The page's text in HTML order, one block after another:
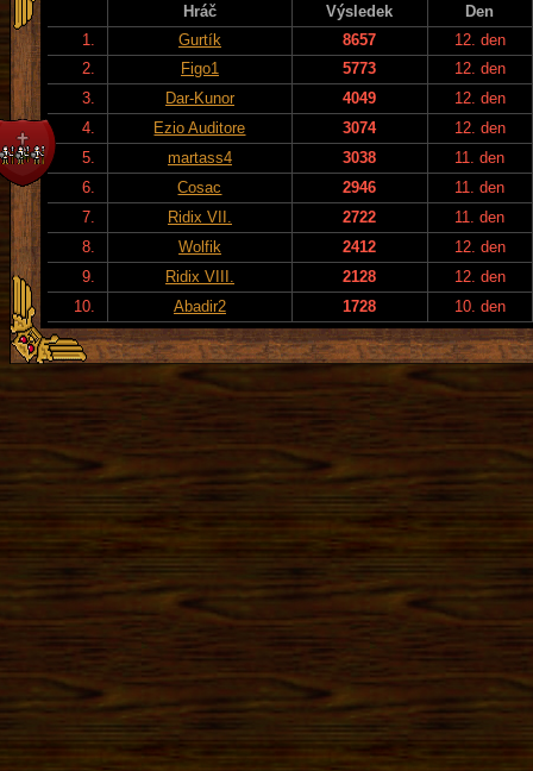
Hráč Výsledek
Den
1.
Gurtík 8657
12. den
2.
Figo1 5773
12. den
3.
Dar-Kunor 4049
12. den
4.
Ezio Auditore 3074
12. den
5.
martass4 3038
11. den
6.
Cosac 2946
11. den
7.
Ridix VII. 2722
11. den
8.
Wolfik 2412
12. den
9.
Ridix VIII. 2128
12. den
10.
Abadir2 1728 10. den